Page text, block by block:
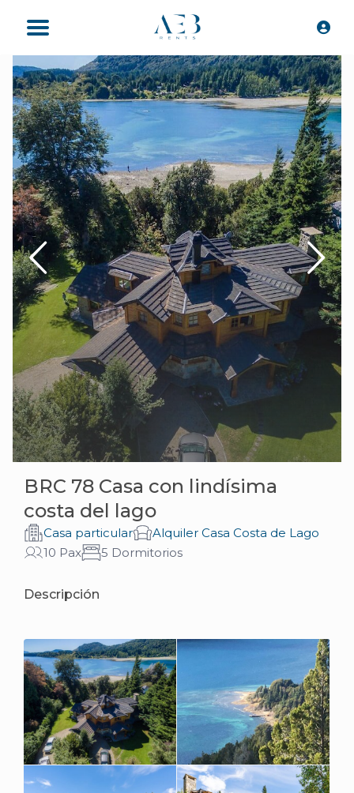
BRC 78 Casa con lindísima
costa del lago
Casa particular
Alquiler Casa Costa de Lago
10 Pax
5 Dormitorios
Descripción